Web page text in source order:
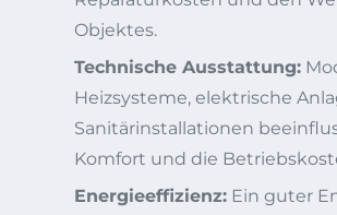
Objektes.
Technische Ausstattung:
Heizsysteme, elektrische
Sanitärinstallationen
Komfort und die
Energieeffizienz: Ein guter